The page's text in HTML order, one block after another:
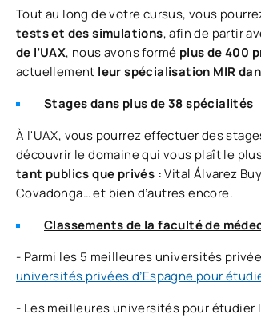
Tout au long de votre cursus, vous
tests et des simulations, afin de partir
de l’UAX, nous avons formé plus de 400
actuellement leur spécialisation MIR
Stages dans plus de 38 spécialités
À l'UAX, vous pourrez effectuer des
découvrir le domaine qui vous plaît le
tant publics que privés :Vital Álvarez
Covadonga… et bien d’autres encore.
Classements de la faculté de
- Parmi les 5 meilleures universités
universités privées d’Espagne pour
- Les meilleures universités pour étudier